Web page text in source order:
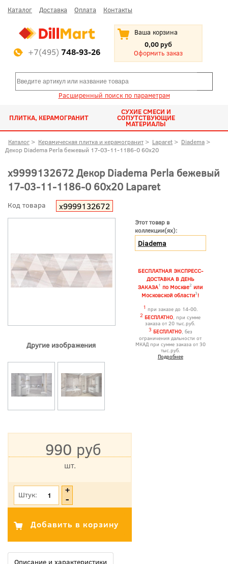
Каталог Доставка Оплата Контакты
+7(495) 748-93-26
Ваша корзина
0,00 руб
Оформить заказ
Расширенный поиск по параметрам
ПЛИТКА, КЕРАМОГРАНИТ
СУХИЕ СМЕСИ И
СОПУТСТВУЮЩИЕ
МАТЕРИАЛЫ
Каталог > Керамическая плитка и керамогранит > Laparet > Diadema >
Декор Diadema Perla бежевый 17-03-11-1186-0 60x20
х9999132672 Декор Diadema Perla бежевый
17-03-11-1186-0 60x20 Laparet
Код товара х9999132672
Другие изображения
Этот товар в
коллекции(ях):
Diadema
БЕСПЛАТНАЯ ЭКСПРЕСС-
ДОСТАВКА В ДЕНЬ
ЗАКАЗА1 по Москве2 или
Московской области3!
1 при заказе до 14-00.
2 БЕСПЛАТНО, при сумме
заказа от 20 тыс.руб.
3 БЕСПЛАТНО, без
ограничения дальности от
МКАД при сумме заказа от 30
тыс.руб.
Подробнее
990 руб
шт.
Штук:
Описание и характеристики